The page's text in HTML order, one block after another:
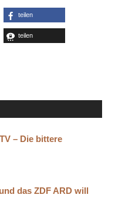
teilen
teilen
– Die bittere
das ZDF ARD will